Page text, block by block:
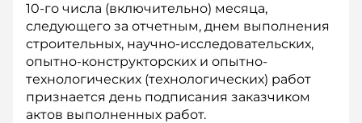
10-го числа (включительно) месяца,
следующего за отчетным, днем выполнения
строительных, научно-исследовательских,
опытно-конструкторских и опытно-
технологических (технологических) работ
признается день подписания заказчиком
актов выполненных работ.